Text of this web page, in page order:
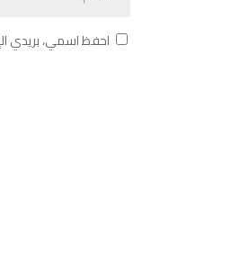
احفظ اسمي، بريدي